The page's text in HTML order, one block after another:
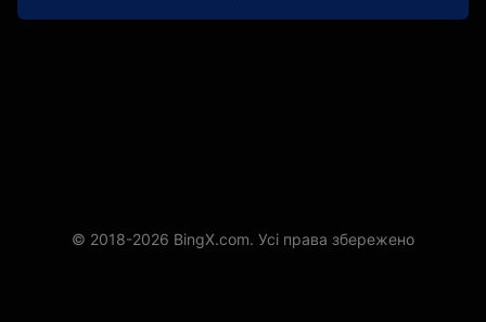
© 2018-2026 BingX.com. Усі права збережено